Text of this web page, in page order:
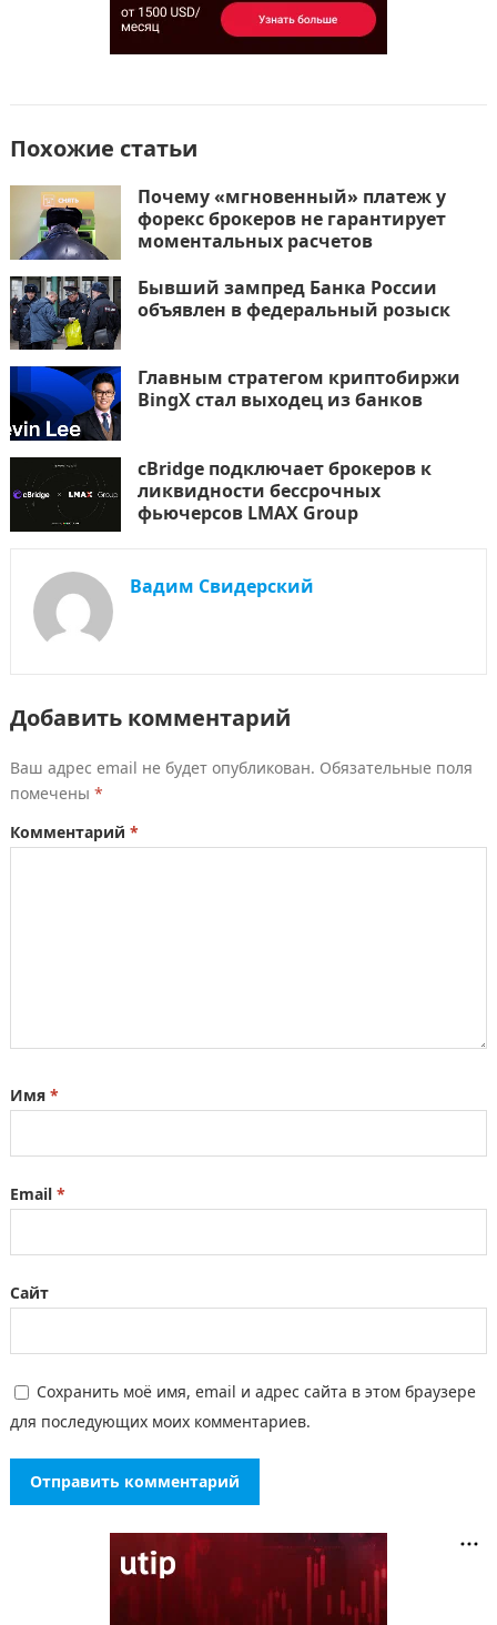
Похожие статьи
Почему «мгновенный» платеж у
форекс брокеров не гарантирует
моментальных расчетов
Бывший зампред Банка России
объявлен в федеральный розыск
Главным стратегом криптобиржи
BingX стал выходец из банков
cBridge подключает брокеров к
ликвидности бессрочных
фьючерсов LMAX Group
Вадим Свидерский
Добавить комментарий
Ваш адрес email не будет опубликован. Обязательные поля
помечены *
Комментарий *
Имя *
Email *
Сайт
Сохранить моё имя, email и адрес сайта в этом браузере
для последующих моих комментариев.